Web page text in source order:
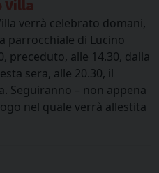
Villa
verrà celebrato domani,
parrocchiale di Lucino
preceduto, alle 14.30, dalla
sera, alle 20.30, il
Seguiranno – non appena
nel quale verrà allestita